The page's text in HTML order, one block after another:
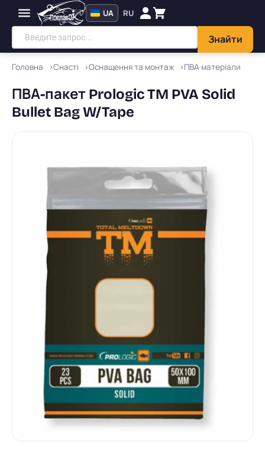
Знайти
UA RU
Головна Снасті Оснащення та монтаж ПВА матеріали
ПВА-пакет Prologic TM PVA Solid
Bullet Bag W/Tape